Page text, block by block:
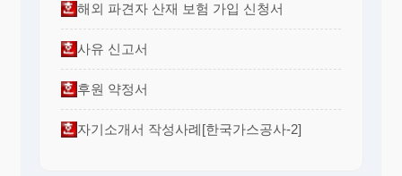
해외 파견자 산재 보험 가입 신청서
사유 신고서
후원 약정서
자기소개서 작성사례[한국가스공사-2]